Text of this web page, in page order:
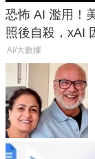
恐怖 AI 濫用！
照後自殺，xAI
AI/大數據